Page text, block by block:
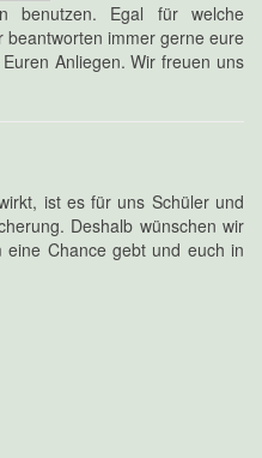
benutzen. Egal für welche
immer gerne eure
Anliegen. Wir freuen uns
ist es für uns Schüler und
Deshalb wünschen wir
Chance gebt und euch in